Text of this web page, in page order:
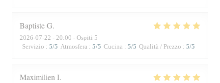
BaptisteG
2026-07-22 - 20:00 - Ospiti 5
Servizio : 5/5 Atmosfera : 5/5 Cucina : 5/5 Qualità / Prezzo : 5/5
Maximilien I